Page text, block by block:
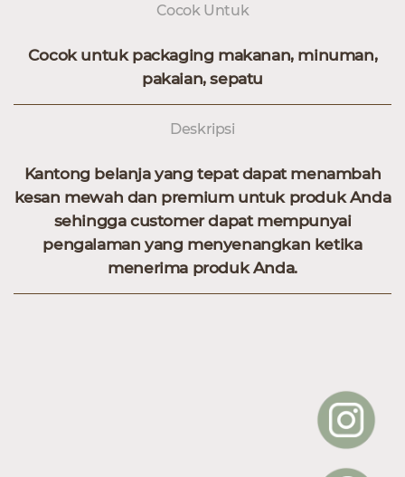
Cocok Untuk
Cocok untuk packaging makanan, minuman,
pakaian, sepatu
Deskripsi
Kantong belanja yang tepat dapat menambah
kesan mewah dan premium untuk produk Anda
sehingga customer dapat mempunyai
pengalaman yang menyenangkan ketika
menerima produk Anda.